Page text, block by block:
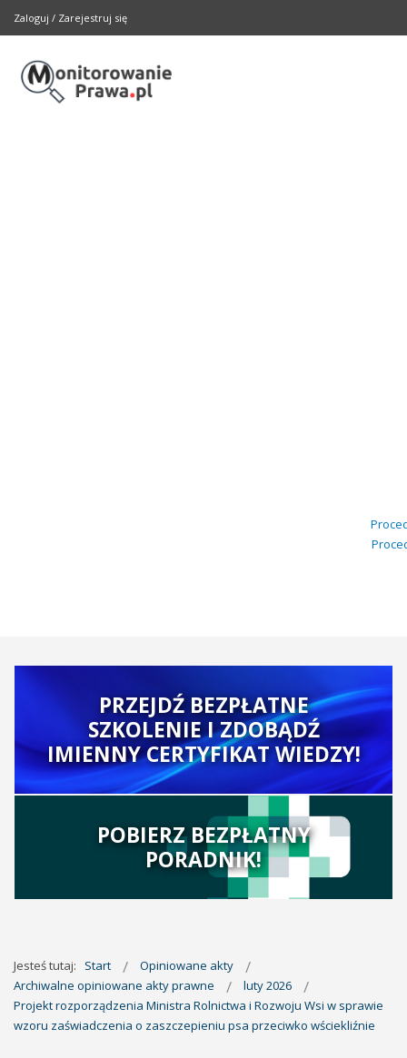
Zaloguj / Zarejestruj się
PRZEJDŹ BEZPŁATNE
SZKOLENIE I ZDOBĄDŹ
IMIENNY CERTYFIKAT WIEDZY!
POBIERZ BEZPŁATNY
PORADNIK!
Jesteś tutaj: Start
Opiniowane akty
Archiwalne opiniowane akty prawne
luty 2026
Projekt rozporządzenia Ministra Rolnictwa i Rozwoju Wsi w sprawie
wzoru zaświadczenia o zaszczepieniu psa przeciwko wściekliźnie